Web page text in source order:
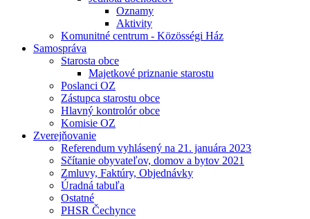
Oznamy
Aktivity
Komunitné centrum - Közösségi Ház
Samospráva
Starosta obce
Majetkové priznanie starostu
Poslanci OZ
Zástupca starostu obce
Hlavný kontrolór obce
Komisie OZ
Zverejňovanie
Referendum vyhlásený na 21. januára 2023
Sčítanie obyvateľov, domov a bytov 2021
Zmluvy, Faktúry, Objednávky
Úradná tabuľa
Ostatné
PHSR Čechynce